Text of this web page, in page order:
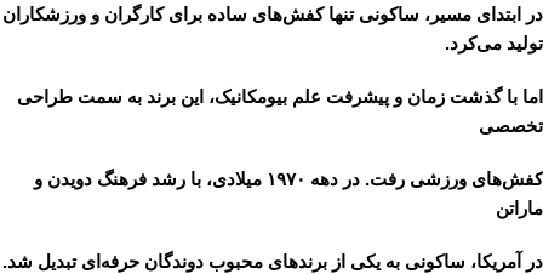
در ابتدای مسیر، ساکونی تنها کفش‌های ساده برای کارگران و ورزشکاران
تولید می‌کرد.
اما با گذشت زمان و پیشرفت علم بیومکانیک، این برند به سمت طراحی
تخصصی
کفش‌های ورزشی رفت. در دهه ۱۹۷۰ میلادی، با رشد فرهنگ دویدن و
ماراتن
در آمریکا، ساکونی به یکی از برندهای محبوب دوندگان حرفه‌ای تبدیل شد.